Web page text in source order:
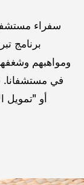
سفراء
برنامج
ومواهبهم
في مستشفانا.
أو "تمويل